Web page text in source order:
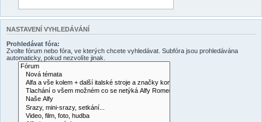
NASTAVENÍ VYHLEDÁVÁNÍ
Prohledávat fóra:
Zvolte fórum nebo fóra, ve kterých chcete vyhledávat. Subfóra jsou prohledávána
automaticky, pokud nezvolíte jinak.